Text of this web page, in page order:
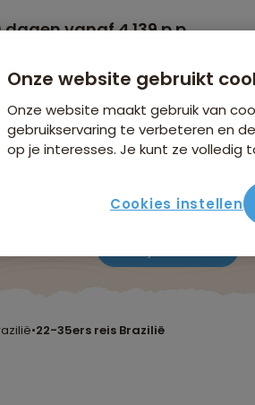
dagen vanaf 4.139 p.p.
•22-35ers reis Brazilië
Onze website gebruikt
Onze website maakt gebruik van
gebruikservaring te verbeteren en
op je interesses. Je kunt ze volledig
Cookies instellen